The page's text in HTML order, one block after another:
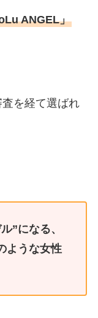
ANGEL」
を経て選ばれ
”になる、
ような女性